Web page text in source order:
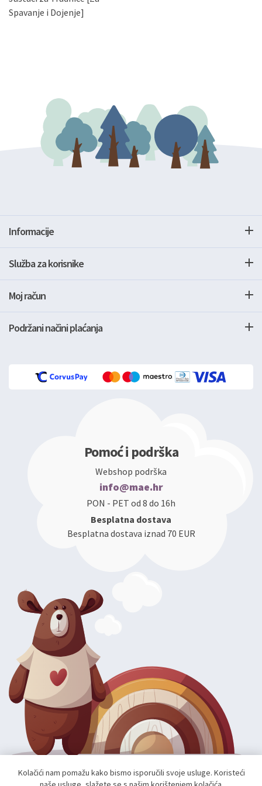
gore navedenu adresu ili e-mailom na adresu:
Spavanje i Dojenje]
Informacije
Služba za korisnike
Moj račun
Podržani načini plaćanja
Pomoć i podrška
Webshop podrška
info@mae.hr
PON - PET od 8 do 16h
Besplatna dostava
Besplatna dostava iznad 70 EUR
Kolačići nam pomažu kako bismo isporučili svoje usluge. Koristeći